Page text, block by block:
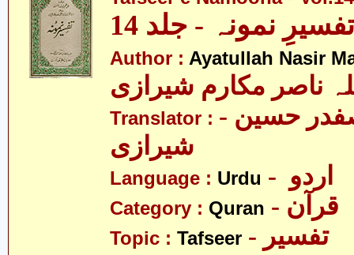
تفسیرِ نمونہ - جلد 14
Author : Ayatullah Nasir
ناصر مکارم شیرازی
Translator : - مولانا سید صفدر حسین
شیرازی
Language : Urdu
Category : Quran - قرآن
Topic : Tafseer - تفسیر